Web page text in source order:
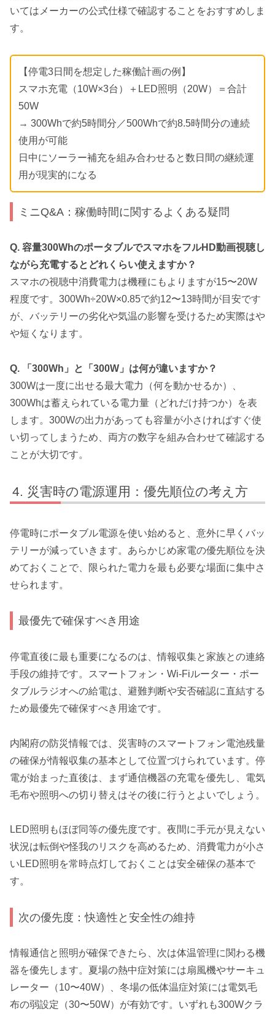
いてはメーカーの公式仕様で確認することをおすすめしま
す。
【停電3日間を想定した稼働計画の例】
スマホ充電（10W×3台）＋LED照明（20W）＝合計
50W
→ 300Whで約5時間分／500Whで約8.5時間分の連続
使用が可能
日中にソーラー補充を組み合わせると数日間の継続運
用が現実的になる
ミニQ&A：稼働時間に関するよくある疑問
Q. 容量300WhのポータブルでスマホをフルHD動画視聴し
ながら充電するとどれくらい使えますか？
スマホの視聴中消費電力は機種にもよりますが15〜20W
程度です。300Wh÷20W×0.85で約12〜13時間が目安です
が、バッテリーの劣化や気温の影響を受けるため実際はや
や短くなります。
Q. 「300Wh」と「300W」は何が違いますか？
300Wは一度に出せる最大電力（何を動かせるか）、
300Whは蓄えられている電力量（どれだけ持つか）を表
します。300Wの出力があっても容量が小さければすぐ使
い切ってしまうため、両方の数字を組み合わせて確認する
ことが大切です。
災害時の電源運用：優先順位の考え方
停電時にポータブル電源を使い始めると、意外に早くバッ
テリーが減っていきます。あらかじめ家電の優先順位を決
めておくことで、限られた電力を最も必要な場面に集中さ
せられます。
最優先で確保すべき用途
停電直後に最も重要になるのは、情報収集と家族との連絡
手段の維持です。スマートフォン・Wi-Fiルーター・ポー
タブルラジオへの給電は、避難判断や安否確認に直結する
ため最優先で確保すべき用途です。
内閣府の防災情報では、災害時のスマートフォン電池残量
の確保が情報収集の基本として位置づけられています。停
電が始まった直後は、まず通信機器の充電を優先し、電気
毛布や照明への切り替えはその後に行うとよいでしょう。
LED照明もほぼ同等の優先度です。夜間に手元が見えない
状況は転倒や怪我のリスクを高めるため、消費電力が小さ
いLED照明を常時点灯しておくことは安全確保の基本で
す。
次の優先度：快適性と安全性の維持
情報通信と照明が確保できたら、次は体温管理に関わる機
器を優先します。夏場の熱中症対策には扇風機やサーキュ
レーター（10〜40W）、冬場の低体温症対策には電気毛
布の弱設定（30〜50W）が有効です。いずれも300Wクラ